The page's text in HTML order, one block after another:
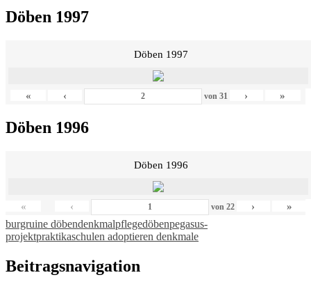
Döben 1997
Döben 1997
« ‹ von 31 › »
Döben 1996
Döben 1996
« ‹ von 22 › »
burgruine döbendenkmalpflegedöbenpegasus-
projektpraktikaschulen adoptieren denkmale
Beitragsnavigation